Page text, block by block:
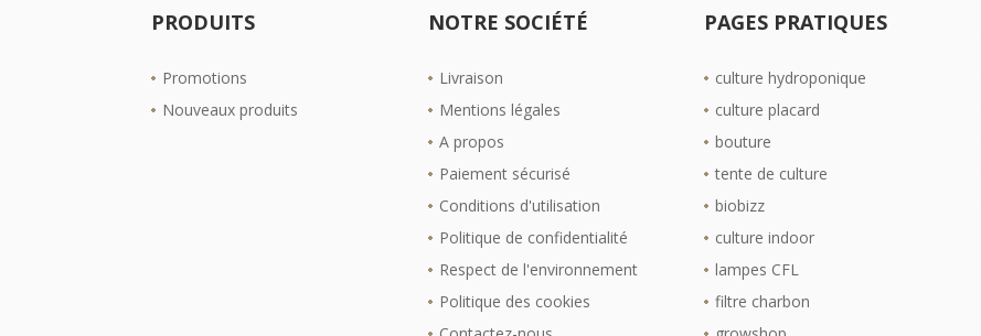
PRODUITS
Promotions
Nouveaux produits
NOTRE SOCIÉTÉ
Livraison
Mentions légales
A propos
Paiement sécurisé
Conditions d'utilisation
Politique de confidentialité
Respect de l'environnement
Politique des cookies
PAGES PRATIQUES
culture hydroponique
culture placard
bouture
tente de culture
biobizz
culture indoor
lampes CFL
filtre charbon